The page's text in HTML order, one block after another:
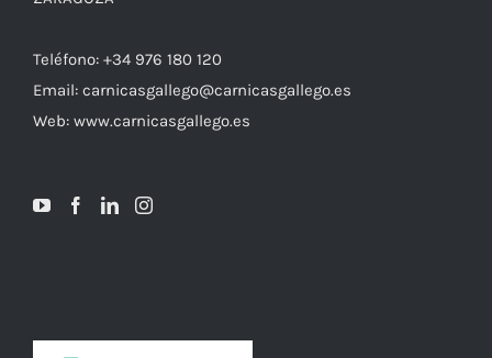
Teléfono: +34 976 180 120
Email: carnicasgallego@carnicasgallego.es
Web: www.carnicasgallego.es